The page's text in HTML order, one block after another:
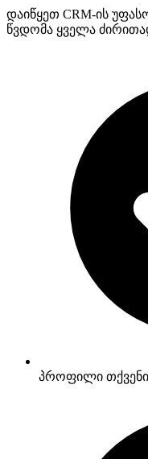
დაიწყეთ CRM-ის
წვდომა ყველა
პროფილი